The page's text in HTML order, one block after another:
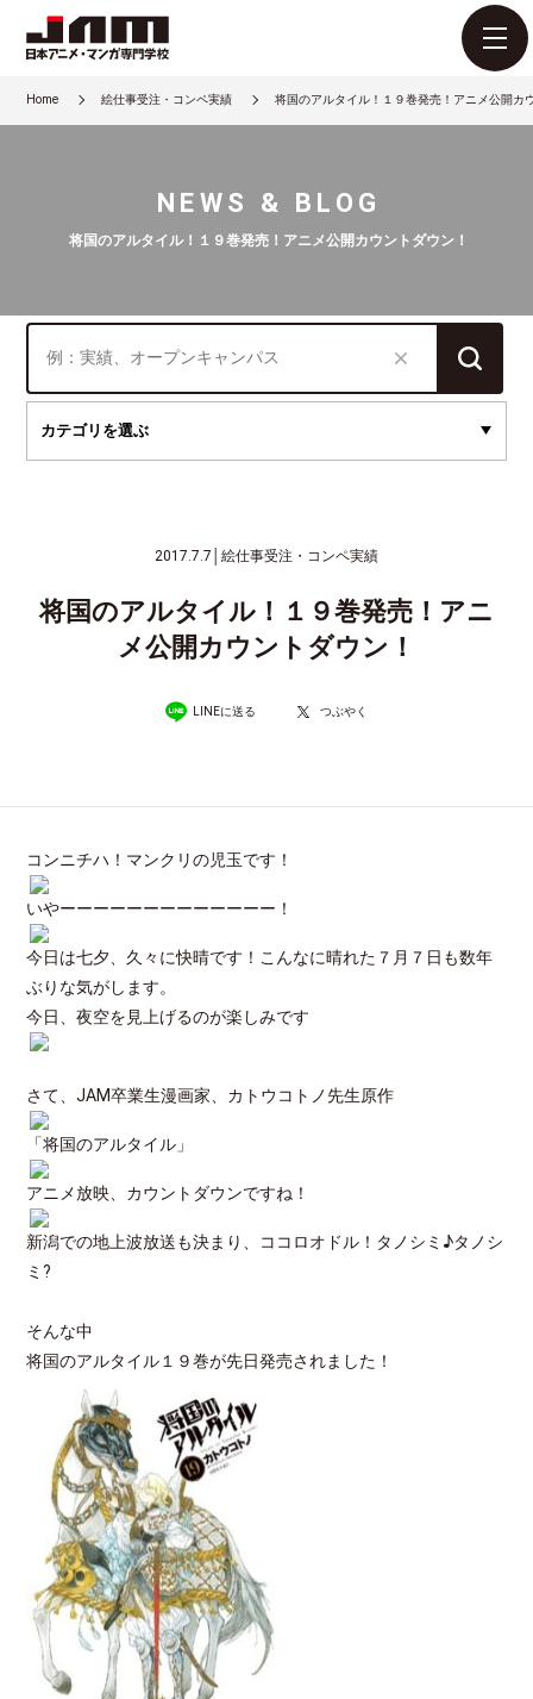
Home 絵仕事受注・コンペ実績 将国のアルタイル！１９巻発売！アニメ公開カ
NEWS & BLOG
将国のアルタイル！１９巻発売！アニメ公開カウントダウン！
2017.7.7 絵仕事受注・コンペ実績
将国のアルタイル！１９巻発売！アニ
メ公開カウントダウン！
LINEに送る つぶやく
コンニチハ！マンクリの児玉です！
いやーーーーーーーーーーーーー！
今日は七夕、久々に快晴です！こんなに晴れた７月７日も数年
ぶりな気がします。
今日、夜空を見上げるのが楽しみです
さて、JAM卒業生漫画家、カトウコトノ先生原作
「将国のアルタイル」
アニメ放映、カウントダウンですね！
新潟での地上波放送も決まり、ココロオドル！タノシミ♪タノシ
ミ?
そんな中
将国のアルタイル１９巻が先日発売されました！